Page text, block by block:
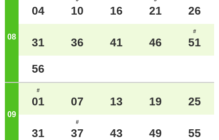
08
04 10 16 21 26
31 36 41 46
#
51
56
09 ジ
#
01 07 13 19 25
31
#
37 43 49 55